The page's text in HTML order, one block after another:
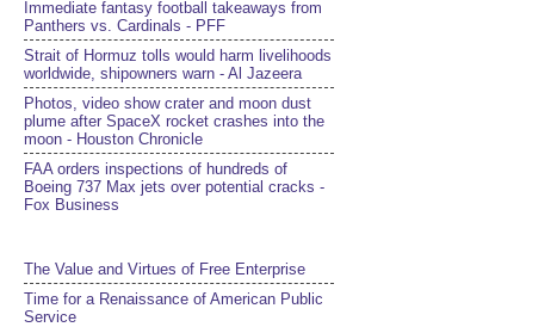
Immediate fantasy football takeaways from
Panthers vs. Cardinals - PFF
Strait of Hormuz tolls would harm livelihoods
worldwide, shipowners warn - Al Jazeera
Photos, video show crater and moon dust
plume after SpaceX rocket crashes into the
moon - Houston Chronicle
FAA orders inspections of hundreds of
Boeing 737 Max jets over potential cracks -
Fox Business
The Value and Virtues of Free Enterprise
Time for a Renaissance of American Public
Service